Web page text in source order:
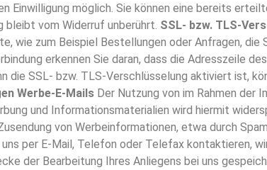
Einwilligung möglich. Sie können eine bereits
bleibt vom Widerruf unberührt. SSL- bzw. TLS-
wie zum Beispiel Bestellungen oder Anfragen, die
erkennen Sie daran, dass die Adresszeile
die SSL- bzw. TLS-Verschlüsselung aktiviert ist,
Werbe-E-Mails Der Nutzung von im Rahmen
und Informationsmaterialien wird hiermit
von Werbeinformationen, etwa durch
uns per E-Mail, Telefon oder Telefax kontaktieren,
der Bearbeitung Ihres Anliegens bei uns